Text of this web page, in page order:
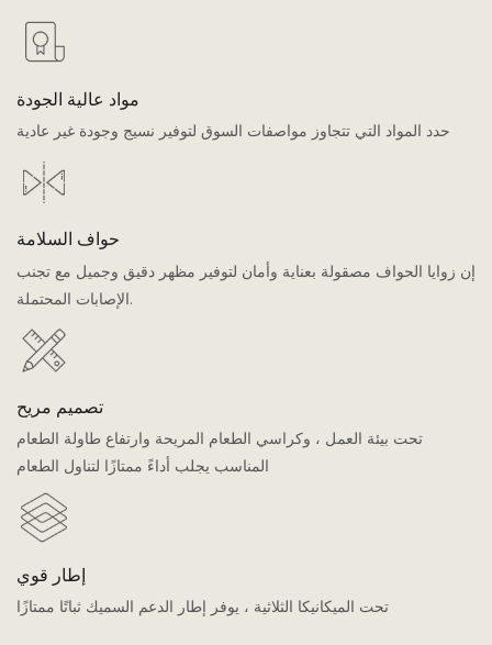
مواد عالية الجودة
حدد المواد التي تتجاوز مواصفات السوق لتوفير نسيج وجودة غير عادية
حواف السلامة
إن زوايا الحواف مصقولة بعناية وأمان لتوفير مظهر دقيق وجميل مع تجنب
الإصابات المحتملة.
تصميم مريح
تحت بيئة العمل ، وكراسي الطعام المريحة وارتفاع طاولة الطعام
المناسب يجلب أداءً ممتازًا لتناول الطعام
إطار قوي
تحت الميكانيكا الثلاثية ، يوفر إطار الدعم السميك ثباتًا ممتازًا